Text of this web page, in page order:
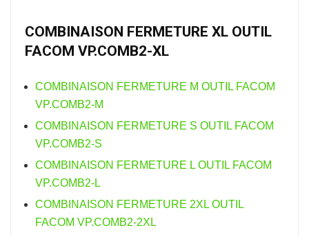
COMBINAISON FERMETURE XL OUTIL
FACOM VP.COMB2-XL
COMBINAISON FERMETURE M OUTIL FACOM
VP.COMB2-M
COMBINAISON FERMETURE S OUTIL FACOM
VP.COMB2-S
COMBINAISON FERMETURE L OUTIL FACOM
VP.COMB2-L
COMBINAISON FERMETURE 2XL OUTIL
FACOM VP.COMB2-2XL